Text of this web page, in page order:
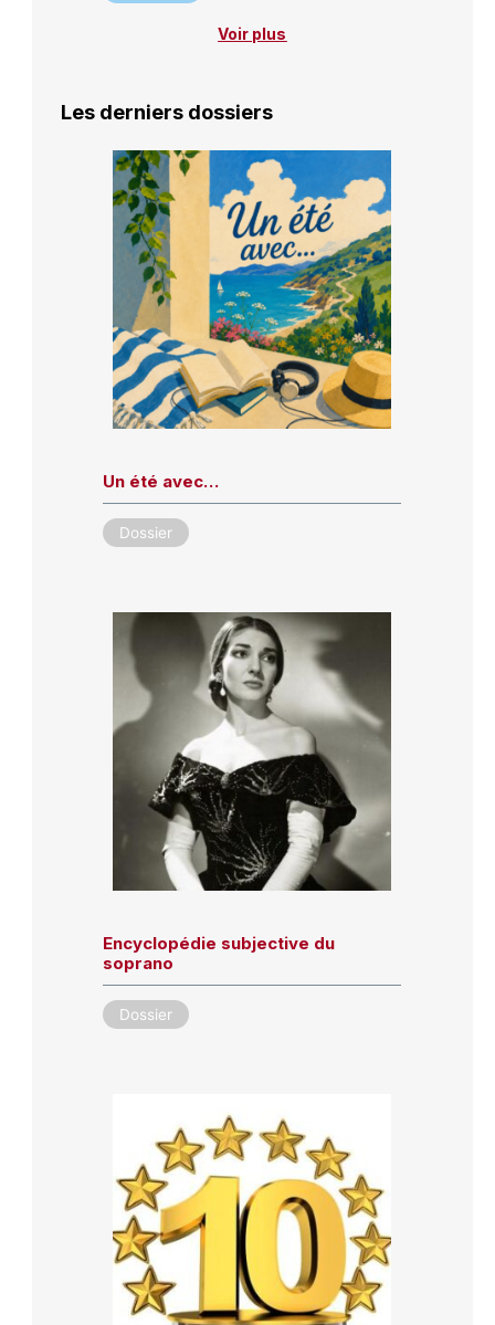
Voir plus
Les derniers dossiers
Un été avec…
Dossier
Encyclopédie subjective du
soprano
Dossier